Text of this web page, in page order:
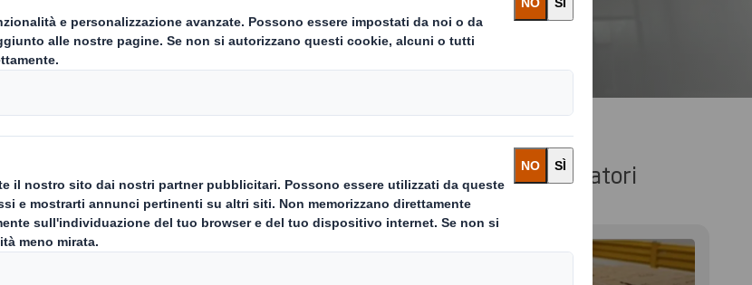
Assicurati che i tuoi prodotti incontrino i bisogni dei consumatori